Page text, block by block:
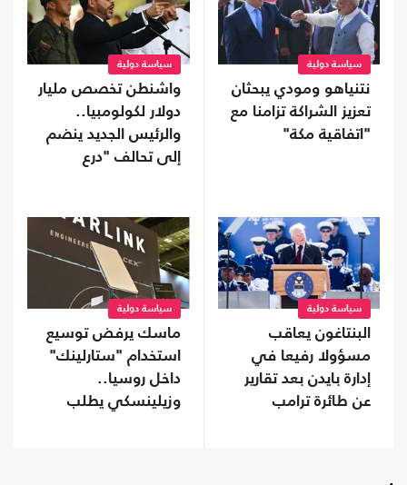
سياسة دولية
نتنياهو ومودي يبحثان
تعزيز الشراكة تزامنا مع
"اتفاقية مكة"
سياسة دولية
واشنطن تخصص مليار
دولار لكولومبيا..
والرئيس الجديد ينضم
إلى تحالف "درع
سياسة دولية
البنتاغون يعاقب
مسؤولا رفيعا في
إدارة بايدن بعد تقارير
عن طائرة ترامب
سياسة دولية
ماسك يرفض توسيع
استخدام "ستارلينك"
داخل روسيا..
وزيلينسكي يطلب